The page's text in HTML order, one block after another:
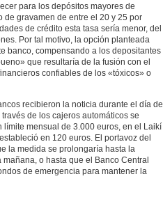
para los depósitos mayores de
de gravamen de entre el 20 y 25 por
de crédito esta tasa sería menor, del
Por tal motivo, la opción planteada
banco, compensando a los depositantes
que resultaría de la fusión con el
confiables de los «tóxicos» o
recibieron la noticia durante el día de
de los cajeros automáticos se
mensual de 3.000 euros, en el Laikí
en 120 euros. El portavoz del
la medida se prolongaría hasta la
o hasta que el Banco Central
de emergencia para mantener la